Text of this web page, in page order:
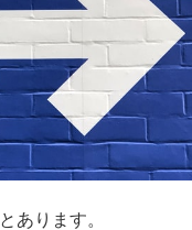
とあります。